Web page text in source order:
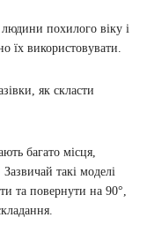
похилого віку і
їх використовувати.
як скласти
багато місця,
такі моделі
та повернути на 90°,